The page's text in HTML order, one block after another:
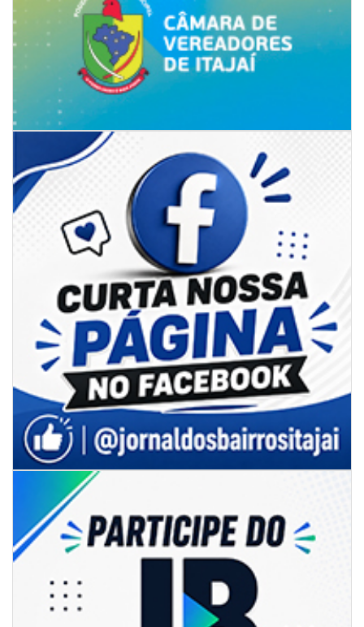
05/08/2026 | 07:00
Rede Municipal de Ensino inicia entrega de novos uniformes para
merendeiras
GERAL
05/08/2026 | 07:00
Sorveteria do Norte de SC expande e abre primeira unidade em
Florianópolis
GERAL